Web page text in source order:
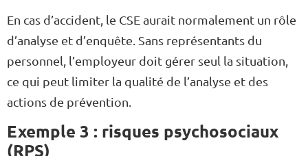
En cas d’accident, le CSE aurait normalement un rôle
d’analyse et d’enquête. Sans représentants du
personnel, l’employeur doit gérer seul la situation,
ce qui peut limiter la qualité de l’analyse et des
actions de prévention.
Exemple 3 : risques psychosociaux
(RPS)